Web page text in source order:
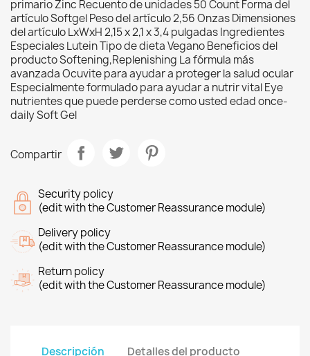
primario Zinc Recuento de unidades 50 Count Forma del
artículo Softgel Peso del artículo 2,56 Onzas Dimensiones
del artículo LxWxH 2,15 x 2,1 x 3,4 pulgadas Ingredientes
Especiales Lutein Tipo de dieta Vegano Beneficios del
producto Softening,Replenishing La fórmula más
avanzada Ocuvite para ayudar a proteger la salud ocular
Especialmente formulado para ayudar a nutrir vital Eye
nutrientes que puede perderse como usted edad once-
daily Soft Gel
Compartir
Security policy
(edit with the Customer Reassurance module)
Delivery policy
(edit with the Customer Reassurance module)
Return policy
(edit with the Customer Reassurance module)
Descripción Detalles del producto